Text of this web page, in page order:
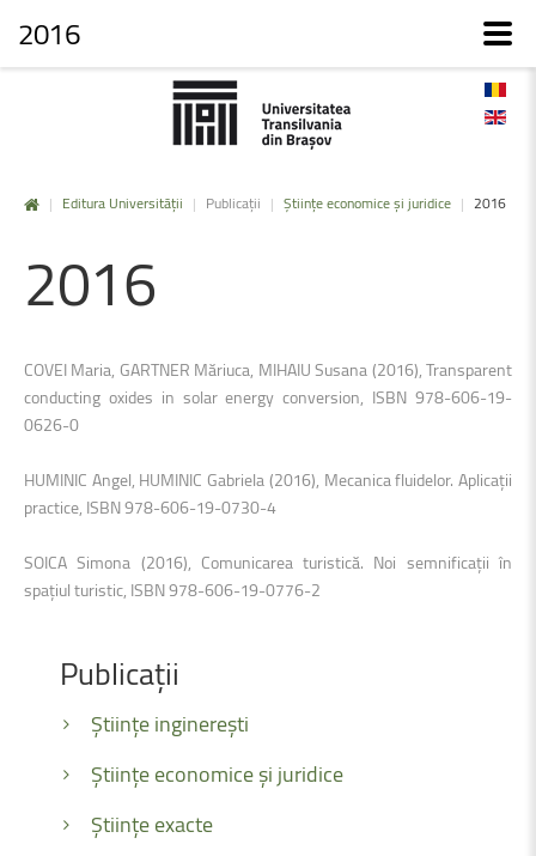
| Editura Universității | Publicații | Științe economice și juridice | 2016
2016
COVEI Maria, GARTNER Măriuca, MIHAIU Susana (2016), Transparent
conducting oxides in solar energy conversion, ISBN 978-606-19-
0626-0
HUMINIC Angel, HUMINIC Gabriela (2016), Mecanica fluidelor. Aplicaţii
practice, ISBN 978-606-19-0730-4
SOICA Simona (2016), Comunicarea turistică. Noi semnificaţii în
spaţiul turistic, ISBN 978-606-19-0776-2
Publicații
Științe inginerești
Științe economice și juridice
Științe exacte
2016